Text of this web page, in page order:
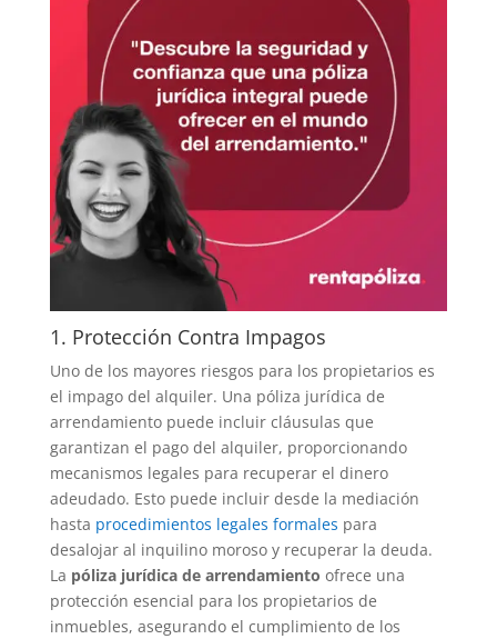
1. Protección Contra Impagos
Uno de los mayores riesgos para los propietarios es
el impago del alquiler. Una póliza jurídica de
arrendamiento puede incluir cláusulas que
garantizan el pago del alquiler, proporcionando
mecanismos legales para recuperar el dinero
adeudado. Esto puede incluir desde la mediación
hasta procedimientos legales formales para
desalojar al inquilino moroso y recuperar la deuda.
La póliza jurídica de arrendamiento ofrece una
protección esencial para los propietarios de
inmuebles, asegurando el cumplimiento de los